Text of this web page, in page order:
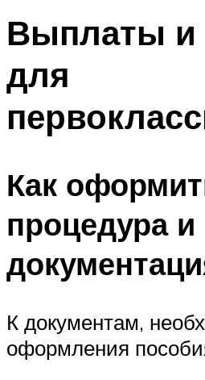
Выплаты и
для
Как
процедура и
К документам,
оформления